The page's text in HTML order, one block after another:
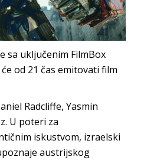
sa uključenim FilmBox
od 21 čas emitovati film
Radcliffe, Yasmin
U poteri za
iskustvom, izraelski
austrijskog